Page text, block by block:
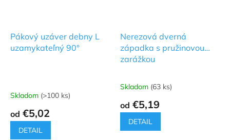
Pákový uzáver debny L
uzamykateľný 90°
Skladom (>100 ks)
od €5,02
DETAIL
Nerezová dverná
západka s pružinovou
zarážkou
Priemerné
produktu
5,0
Skladom (63 ks)
od €5,19
DETAIL